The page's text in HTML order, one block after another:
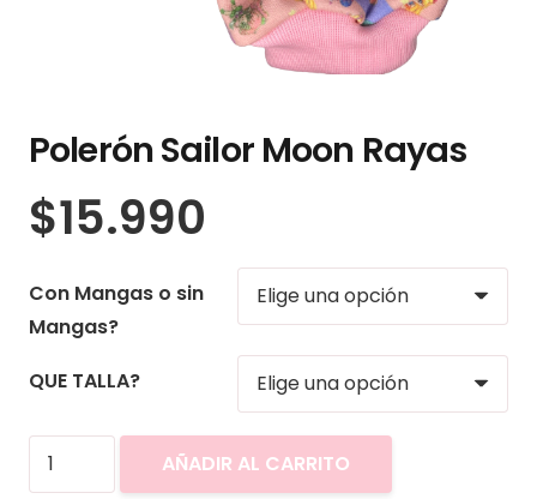
Polerón Sailor Moon Rayas
$15.990
Con Mangas o sin
Mangas?
QUE TALLA?
Polerón
Sailor
AÑADIR AL CARRITO